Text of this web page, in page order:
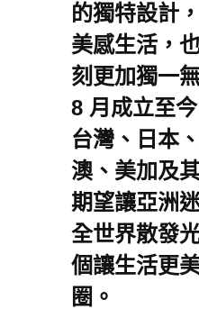
的獨特設計
美感生活，
刻更加獨一
8 月成立至
台灣、日本
澳、美加及
期望讓亞洲
全世界散發
個讓生活更
圈。